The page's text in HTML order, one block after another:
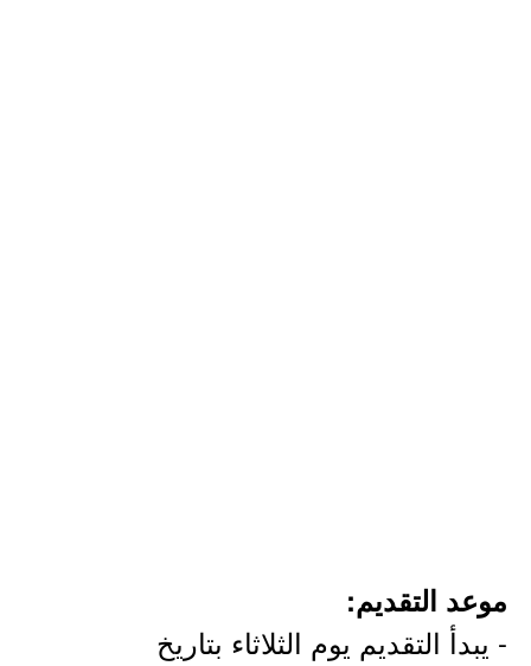
موعد التقديم:
- يبدأ التقديم يوم الثلاثاء بتاريخ